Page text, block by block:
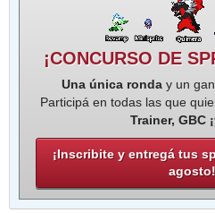
¡CONCURSO DE
Una única ronday un
Participá en todas las que
Trainer, GBC
¡Inscribite y entregá tus
agosto!